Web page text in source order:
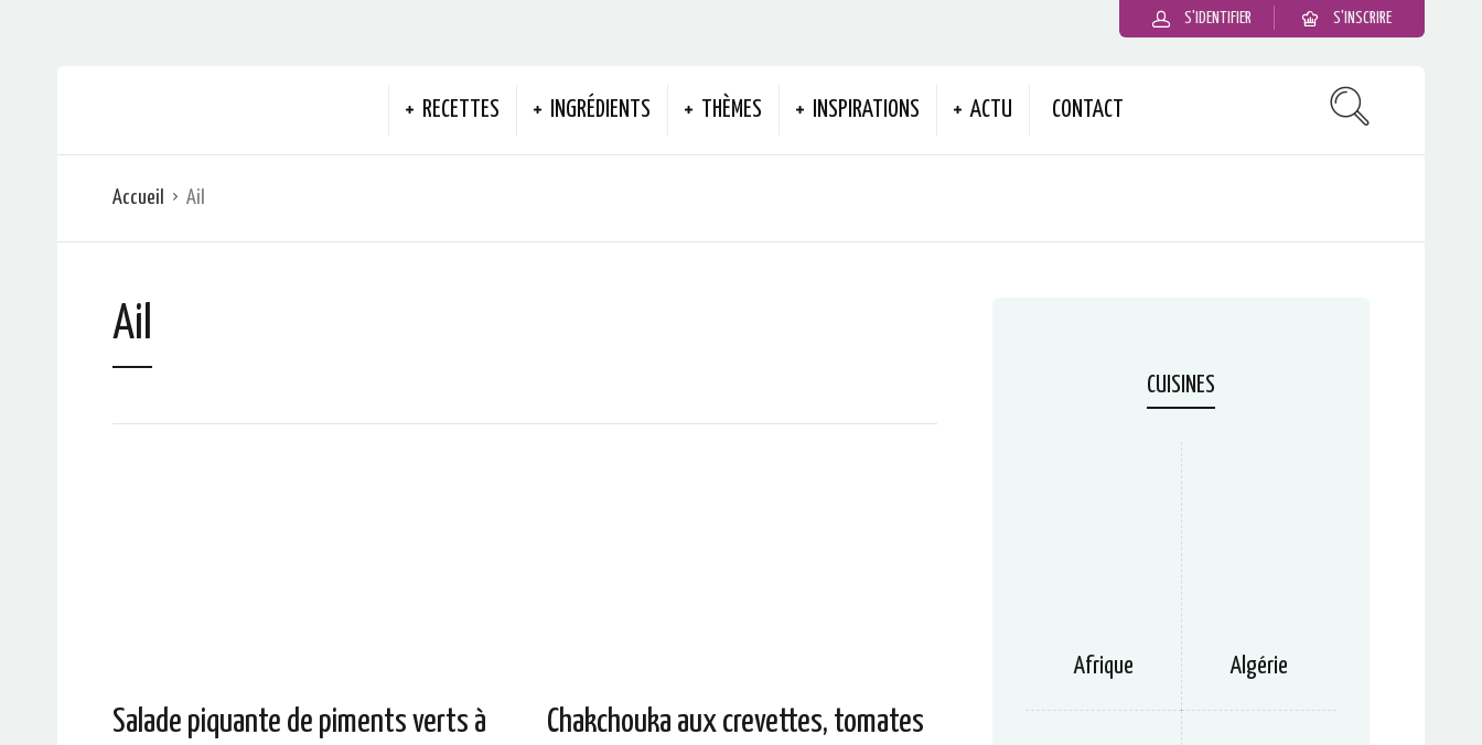
S'IDENTIFIER S'INSCRIRE
RECETTES INGRÉDIENTS THÈMES INSPIRATIONS ACTU CONTACT
Accueil Ail
Ail
Salade piquante de piments verts à
Chakchouka aux crevettes, tomates
CUISINES
Afrique Algérie